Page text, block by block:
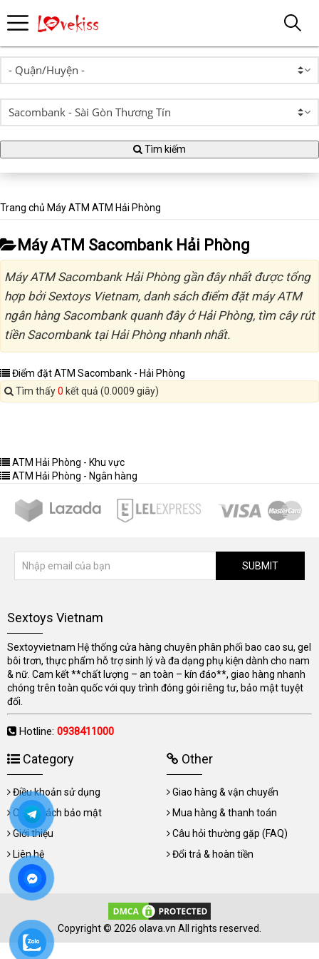
Tìm kiếm
Trang chủ Máy ATM ATM Hải Phòng
Máy ATM Sacombank Hải Phòng
Máy ATM Sacombank Hải Phòng gần đây nhất được tổng
hợp bởi Sextoys Vietnam, danh sách điểm đặt máy ATM
ngân hàng Sacombank quanh đây ở Hải Phòng, tìm cây rút
tiền Sacombank tại Hải Phòng nhanh nhất.
Điểm đặt ATM Sacombank - Hải Phòng
Tìm thấy0 kết quả (0.0009 giây)
ATM Hải Phòng - Khu vực
ATM Hải Phòng - Ngân hàng
SUBMIT
Sextoys Vietnam
Sextoyvietnam Hệ thống cửa hàng chuyên phân phối bao cao su, gel
bôi trơn, thực phẩm hỗ trợ sinh lý và đa dạng phụ kiện dành cho nam
& nữ. Cam kết **chất lượng – an toàn – kín đáo**, giao hàng nhanh
chóng trên toàn quốc với quy trình đóng gói riêng tư, bảo mật tuyệt
đối.
Hotline: 0938411000
Category
Điều khoản sử dụng
Chính sách bảo mật
Giới thiệu
Liên hệ
Other
Giao hàng & vận chuyển
Mua hàng & thanh toán
Câu hỏi thường gặp (FAQ)
Đổi trả & hoàn tiền
Copyright © 2026 olava.vn All rights reserved.